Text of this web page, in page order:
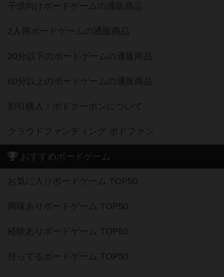
子供向けボードゲームの通販商品
2人用ボードゲームの通販商品
20分以下のボードゲームの通販商品
60分以上のボードゲームの通販商品
割引購入！ボドクーポンについて
クラウドファンディング ボドファン
おすすめボードゲーム
お気に入りボードゲーム TOP50
興味ありボードゲーム TOP50
経験ありボードゲーム TOP50
持ってるボードゲーム TOP50